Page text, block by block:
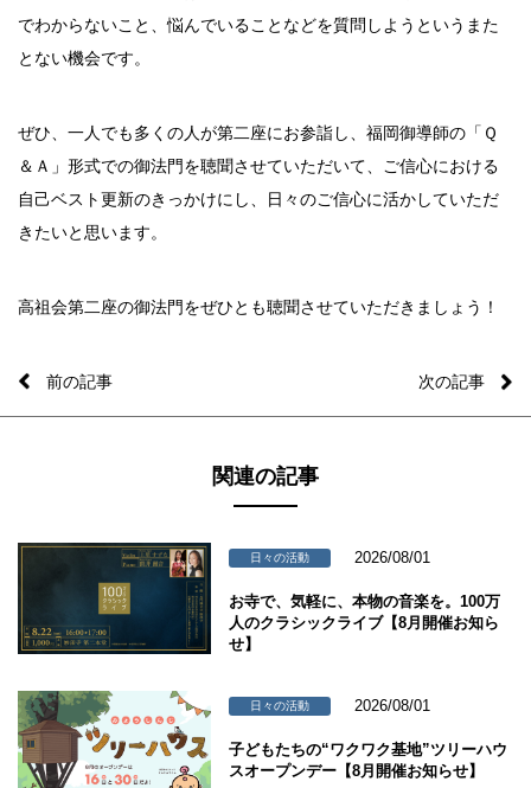
でわからないこと、悩んでいることなどを質問しようというまた
とない機会です。
ぜひ、一人でも多くの人が第二座にお参詣し、福岡御導師の「Ｑ
＆Ａ」形式での御法門を聴聞させていただいて、ご信心における
自己ベスト更新のきっかけにし、日々のご信心に活かしていただ
きたいと思います。
高祖会第二座の御法門をぜひとも聴聞させていただきましょう！
前の記事 次の記事
関連の記事
日々の活動 2026/08/01
お寺で、気軽に、本物の音楽を。100万
人のクラシックライブ【8月開催お知ら
せ】
日々の活動 2026/08/01
子どもたちの“ワクワク基地”ツリーハウ
スオープンデー【8月開催お知らせ】